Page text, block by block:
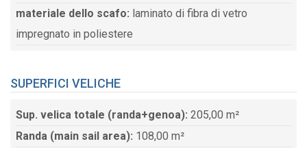
materiale dello scafo: laminato di fibra di vetro
impregnato in poliestere
SUPERFICI VELICHE
Sup. velica totale (randa+genoa): 205,00 m²
Randa (main sail area): 108,00 m²